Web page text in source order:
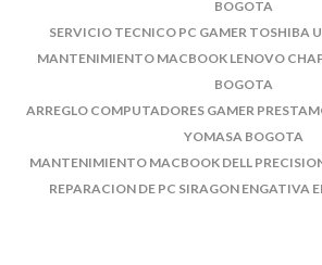
BOGOTA
SERVICIO TECNICO PC GAMER TOSHIBA
MANTENIMIENTO MACBOOK LENOVO
BOGOTA
ARREGLO COMPUTADORES GAMER
YOMASA BOGOTA
MANTENIMIENTO MACBOOK DELL
REPARACION DE PC SIRAGON ENGATIVA